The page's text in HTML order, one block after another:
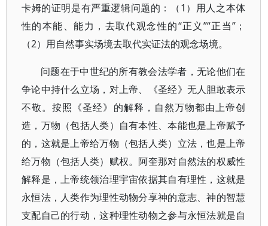
卡姆的证明是有严重逻辑问题的：（1）用人之本体
性的本能、能力，去取代观念性的“正义”“正当”；
（2）用自然事实场境去取代实证法的观念场境。
问题在于中世纪的所有教会法学者，无论他们在
争论中持什么立场，对上帝、《圣经》无人胆敢表示
不敬。按照《圣经》的解释，自然万物都由上帝创
造，万物（包括人类）自有本性、本能也是上帝赋予
的，这就是上帝给万物（包括人类）立法，也是上帝
给万物（包括人类）赋权。阿奎那对自然法的权威性
解释是，上帝统领治理宇宙依据其自有理性，这就是
永恒法，人类作为理性动物分享神的意志、神的智慧
支配自己的行动，这种理性动物之参与永恒法就是自